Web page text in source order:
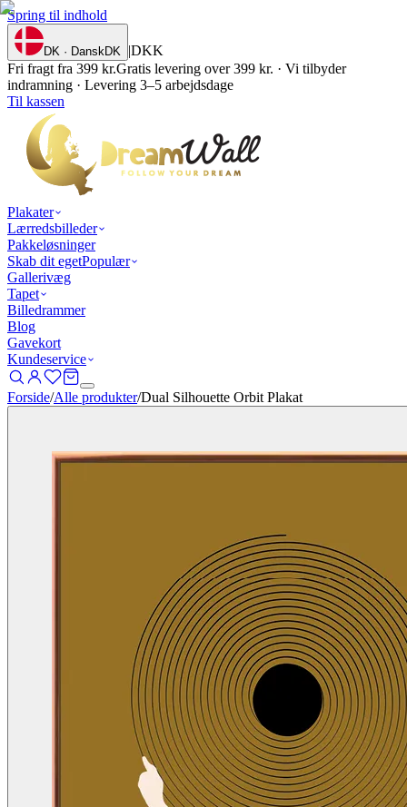
Spring til indhold
DK · DanskDK |DKK
Fri fragt fra 399 kr.Gratis levering over 399 kr. · Vi tilbyder
indramning · Levering 3–5 arbejdsdage
Til kassen
Plakater
Lærredsbilleder
Pakkeløsninger
Skab dit egetPopulær
Gallerivæg
Tapet
Billedrammer
Blog
Gavekort
Kundeservice
Forside/Alle produkter/Dual Silhouette Orbit Plakat